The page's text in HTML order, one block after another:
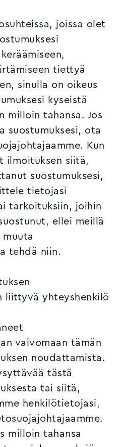
joissa olet
tiettyä
sinulla on oikeus
kyseistä
milloin tahansa. Jos
suostumuksesi, ota
Kun
ilmoituksen siitä,
suostumuksesi,
tietojasi
tarkoituksiin, joihin
ellei meillä
muuta
tehdä niin.
liittyvä yhteyshenkilö
valvomaan tämän
noudattamista.
tästä
tai siitä,
henkilötietojasi,
milloin tahansa